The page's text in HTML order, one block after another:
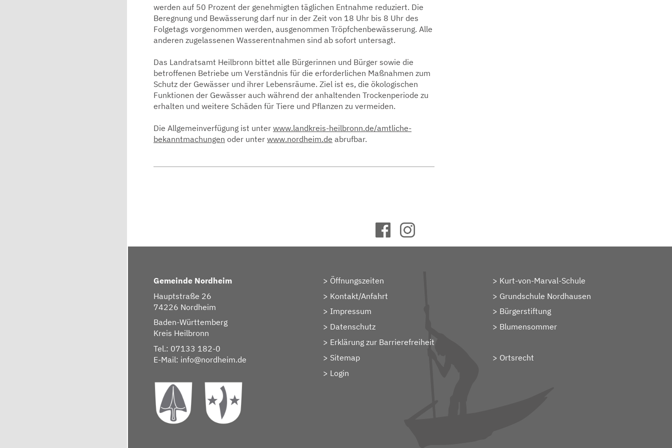
werden auf 50 Prozent der genehmigten täglichen Entnahme reduziert. Die
Beregnung und Bewässerung darf nur in der Zeit von 18 Uhr bis 8 Uhr des
Folgetags vorgenommen werden, ausgenommen Tröpfchenbewässerung. Alle
anderen zugelassenen Wasserentnahmen sind ab sofort untersagt.
Das Landratsamt Heilbronn bittet alle Bürgerinnen und Bürger sowie die
betroffenen Betriebe um Verständnis für die erforderlichen Maßnahmen zum
Schutz der Gewässer und ihrer Lebensräume. Ziel ist es, die ökologischen
Funktionen der Gewässer auch während der anhaltenden Trockenperiode zu
erhalten und weitere Schäden für Tiere und Pflanzen zu vermeiden.
Die Allgemeinverfügung ist unter www.landkreis-heilbronn.de/amtliche-
bekanntmachungen oder unter www.nordheim.de abrufbar.
Gemeinde Nordheim
Hauptstraße 26
74226 Nordheim
Baden-Württemberg
Kreis Heilbronn
Tel.: 07133 182-0
E-Mail: info@nordheim.de
Öffnungszeiten
Kontakt/Anfahrt
Impressum
Datenschutz
Erklärung zur Barrierefreiheit
Sitemap
> Login
Kurt-von-Marval-Schule
Grundschule Nordhausen
Bürgerstiftung
Blumensommer
Ortsrecht